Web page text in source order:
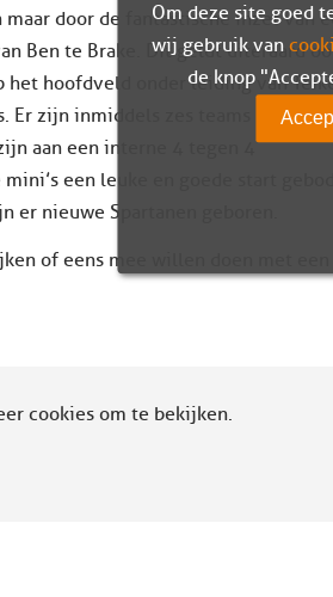
door de fantastische inzet van
Ben te Brake. Dit geldt uiteraard
hoofdveld onder leiding van
zijn inmiddels zes teams die
aan een interne 4 tegen 4
een leuke en goede start
nieuwe Spartanen geboren.
of eens mee willen doen met een
cookies om te bekijken.
Om deze site goed
wij gebruik van
de knop